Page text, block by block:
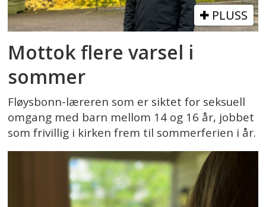
PLUSS
Mottok flere varsel i
sommer
Fløysbonn-læreren som er siktet for seksuell
omgang med barn mellom 14 og 16 år, jobbet
som frivillig i kirken frem til sommerferien i år.